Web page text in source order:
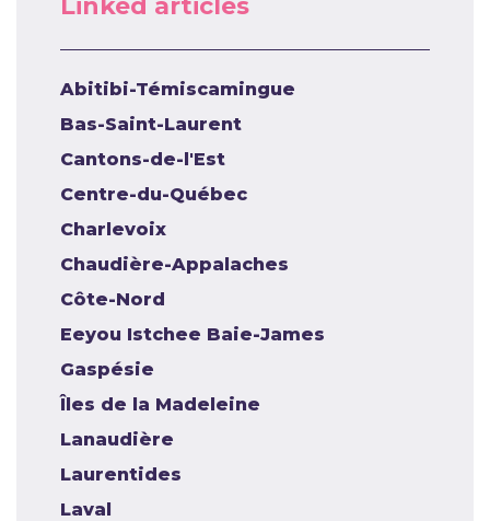
Linked articles
Abitibi-Témiscamingue
Bas-Saint-Laurent
Cantons-de-l'Est
Centre-du-Québec
Charlevoix
Chaudière-Appalaches
Côte-Nord
Eeyou Istchee Baie-James
Gaspésie
Îles de la Madeleine
Lanaudière
Laurentides
Laval